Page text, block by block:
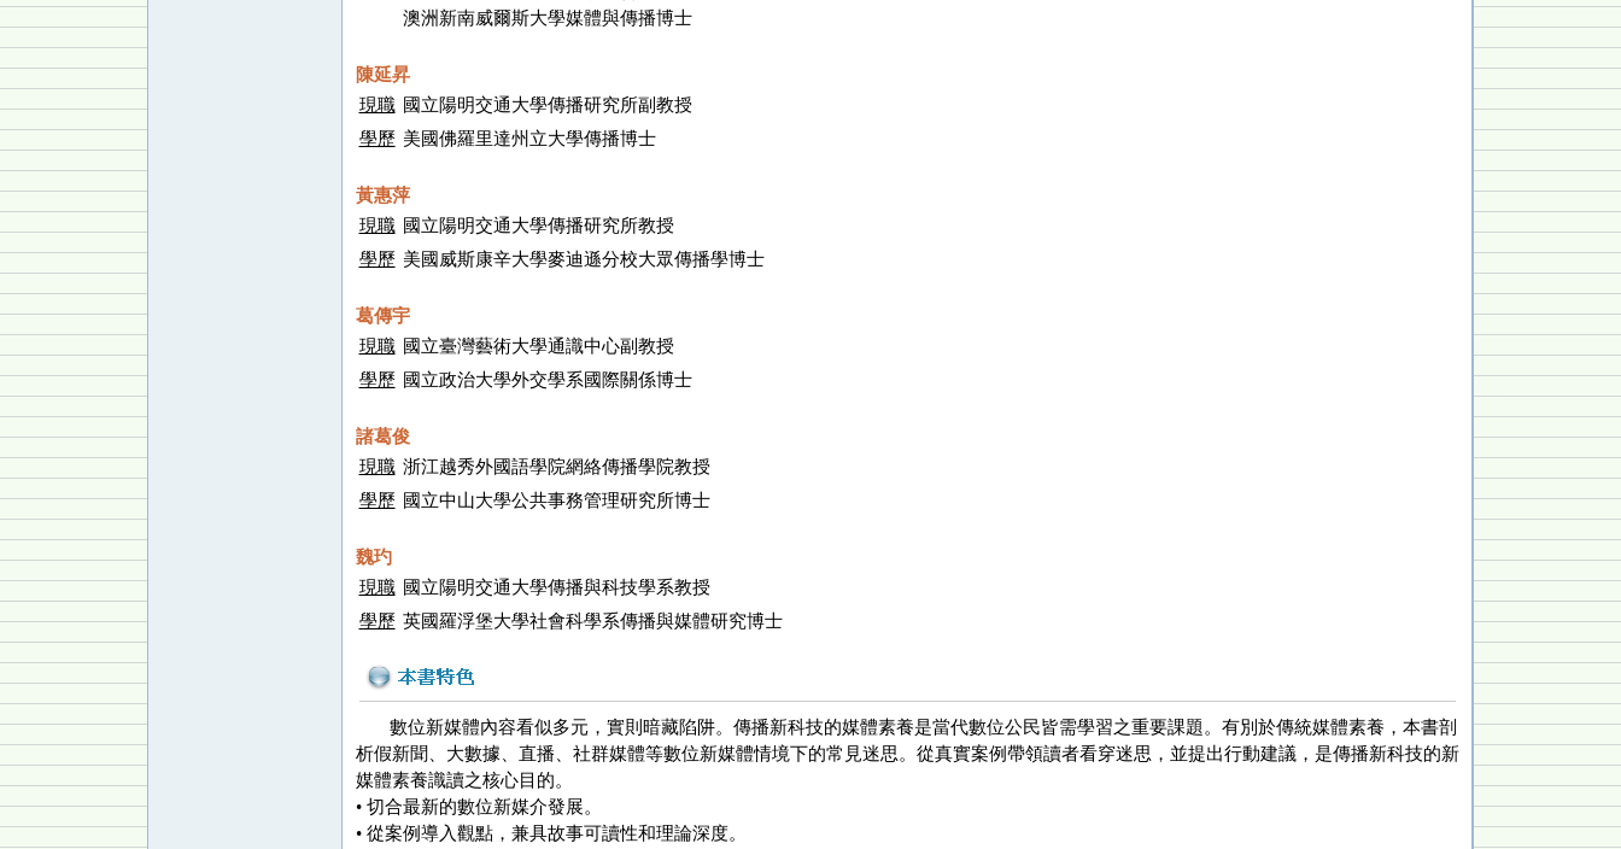
澳洲新南威爾斯大學媒體與傳播博士
陳延昇
現職 國立陽明交通大學傳播研究所副教授
學歷 美國佛羅里達州立大學傳播博士
黃惠萍
現職 國立陽明交通大學傳播研究所教授
學歷 美國威斯康辛大學麥迪遜分校大眾傳播學博士
葛傳宇
現職 國立臺灣藝術大學通識中心副教授
學歷 國立政治大學外交學系國際關係博士
諸葛俊
現職 浙江越秀外國語學院網絡傳播學院教授
學歷 國立中山大學公共事務管理研究所博士
魏玓
現職 國立陽明交通大學傳播與科技學系教授
學歷 英國羅浮堡大學社會科學系傳播與媒體研究博士
數位新媒體內容看似多元，實則暗藏陷阱。傳播新科技的媒體素養是當代數位公民皆需學習之重要課題。有別於傳統媒體素養，本書剖
析假新聞、大數據、直播、社群媒體等數位新媒體情境下的常見迷思。從真實案例帶領讀者看穿迷思，並提出行動建議，是傳播新科技的新
媒體素養識讀之核心目的。
• 切合最新的數位新媒介發展。
• 從案例導入觀點，兼具故事可讀性和理論深度。